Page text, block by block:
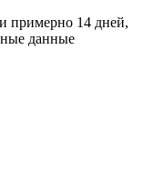
примерно 14 дней,
данные